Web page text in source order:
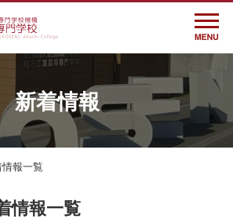
新着情報
報一覧
情報一覧